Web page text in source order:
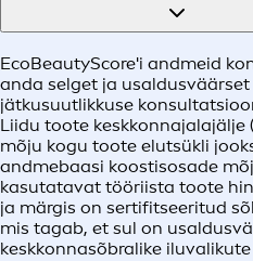
EcoBeautyScore'i andmeid
anda selget ja
jätkusuutlikkuse
Liidu toote keskkonnajalajälje
mõju kogu toote elutsükli
andmebaasi koostisosade
kasutatavat tööriista toote
ja märgis on sertifitseeritud
mis tagab, et sul on
keskkonnasõbralike